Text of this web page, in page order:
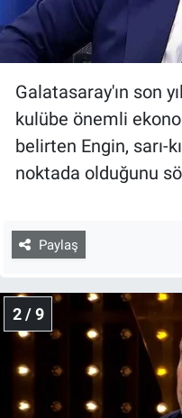
Galatasaray'ın son
kulübe önemli
belirten Engin, sarı-
noktada olduğunu
Paylaş
2 / 9